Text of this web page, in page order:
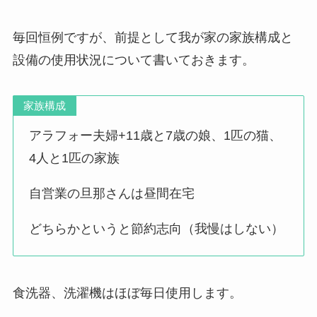
毎回恒例ですが、前提として我が家の家族構成と
設備の使用状況について書いておきます。
家族構成
アラフォー夫婦+11歳と7歳の娘、1匹の猫、
4人と1匹の家族
自営業の旦那さんは昼間在宅
どちらかというと節約志向（我慢はしない）
食洗器、洗濯機はほぼ毎日使用します。